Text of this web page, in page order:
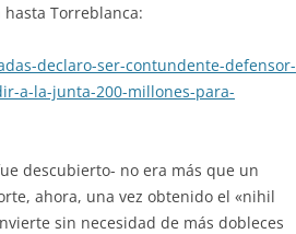
Torreblanca:
declaro-ser-contundente-defensor-
a-la-junta-200-millones-para-
descubierto- no era más que un
ahora, una vez obtenido el «nihil
sin necesidad de más dobleces